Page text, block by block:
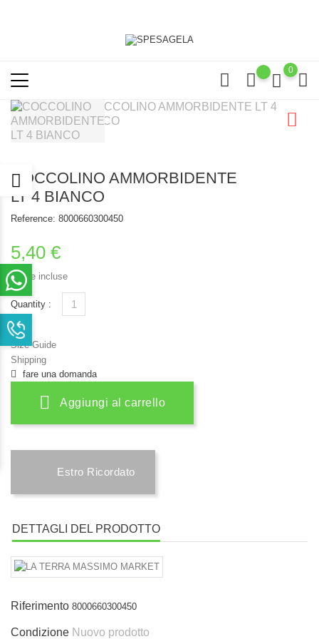
0
COCCOLINO AMMORBIDENTE
LT 4 BIANCO
Reference: 8000660300450
5,40 €
Tasse incluse
Quantity :
Size Guide
Shipping
fare una domanda
Aggiungi al carrello
Estro Ricordato
DETTAGLI DEL PRODOTTO
Riferimento 8000660300450
Condizione Nuovo prodotto